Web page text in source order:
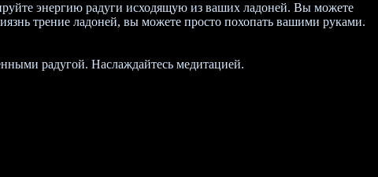
энергию радуги исходящую из ваших ладоней. Вы можете
трение ладоней, вы можете просто похопать вашими руками.
радугой. Наслаждайтесь медитацией.